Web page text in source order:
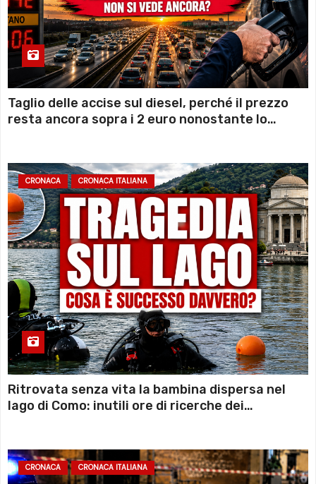
Taglio delle accise sul diesel, perché il prezzo
resta ancora sopra i 2 euro nonostante lo
CRONACA CRONACA ITALIANA
Ritrovata senza vita la bambina dispersa nel
lago di Como: inutili ore di ricerche dei
CRONACA CRONACA ITALIANA